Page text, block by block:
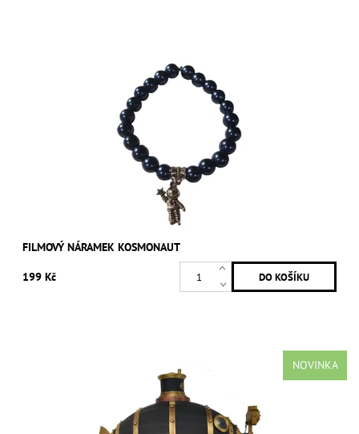
FILMOVÝ NÁRAMEK KOSMONAUT
199 Kč
NOVINKA